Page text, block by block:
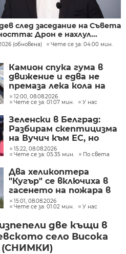
след заседание на Съвета
Дрон е нахлул...
(обновена)
Чете се за: 04:00 мин.
Камион спука гума в
движение и едва не
премаза лека кола на
Подбалканския път
(СНИМКИ)
12:00, 08.08.2026
Чете се за: 01:07 мин.
У нас
Зеленски в Белград:
Разбирам скептицизма
на Вучич към ЕС, но
Украйна е във война и
няма време за
скептицизъм
15:22, 08.08.2026
Чете се за: 05:35 мин.
По света
Два хеликоптера
"Кугър" се включиха в
гасенето на пожара в
Асеновградско
(СНИМКИ)
15:01, 08.08.2026
Чете се за: 01:02 мин.
У нас
две къщи в
село Висока
(СНИМКИ)